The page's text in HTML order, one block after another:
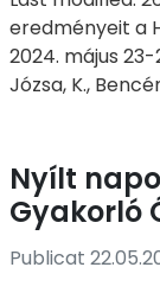
eredményeit a
2024. május
Józsa, K.,
Nyílt
Gyakorló
Publicat